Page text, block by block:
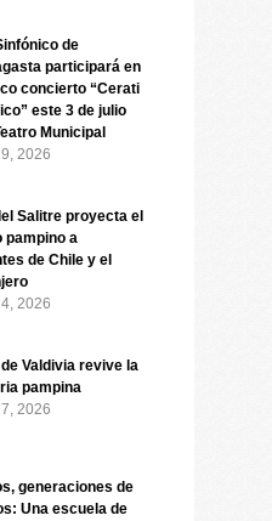
de
participará en
concierto “Cerati
este 3 de julio
Municipal
2026
Salitre proyecta el
pampino a
de Chile y el
2026
de Valdivia revive la
pampina
2026
generaciones de
Una escuela de